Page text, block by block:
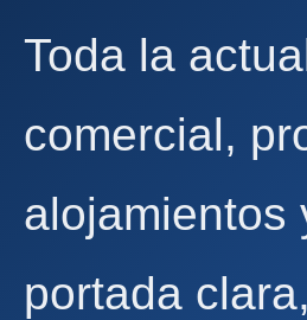
Toda la
comercial,
alojamientos
portada